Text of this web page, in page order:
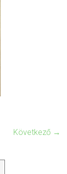
Következő →